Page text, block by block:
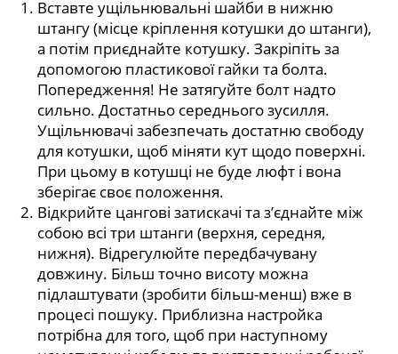
Вставте ущільнювальні шайби в нижню
штангу (місце кріплення котушки до штанги),
а потім приєднайте котушку. Закріпіть за
допомогою пластикової гайки та болта.
Попередження! Не затягуйте болт надто
сильно. Достатньо середнього зусилля.
Ущільнювачі забезпечать достатню свободу
для котушки, щоб міняти кут щодо поверхні.
При цьому в котушці не буде люфт і вона
зберігає своє положення.
Відкрийте цангові затискачі та з’єднайте між
собою всі три штанги (верхня, середня,
нижня). Відрегулюйте передбачувану
довжину. Більш точно висоту можна
підлаштувати (зробити більш-менш) вже в
процесі пошуку. Приблизна настройка
потрібна для того, щоб при наступному